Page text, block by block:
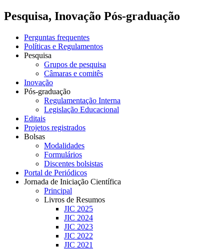
Pesquisa, Inovação Pós-graduação
Perguntas frequentes
Políticas e Regulamentos
Pesquisa
Grupos de pesquisa
Câmaras e comitês
Inovação
Pós-graduação
Regulamentação Interna
Legislação Educacional
Editais
Projetos registrados
Bolsas
Modalidades
Formulários
Discentes bolsistas
Portal de Periódicos
Jornada de Iniciação Científica
Principal
Livros de Resumos
JIC 2025
JIC 2024
JIC 2023
JIC 2022
JIC 2021